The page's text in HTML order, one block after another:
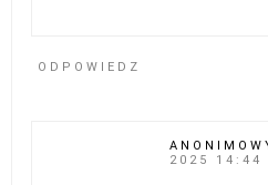
ODPOWIEDZ
2025 14:44